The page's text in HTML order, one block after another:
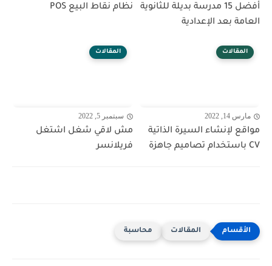
أفضل 15 مدرسة بديلة للثانوية
العامة بعد الإعدادية
نظام نقاط البيع POS
المقالات
مارس 14, 2022
مواقع لإنشاء السيرة الذاتية
CV باستخدام تصاميم جاهزة
المقالات
سبتمبر 5, 2022
مش لاقي شغل اشتغل
فريلانسر
المقالات محاسبة